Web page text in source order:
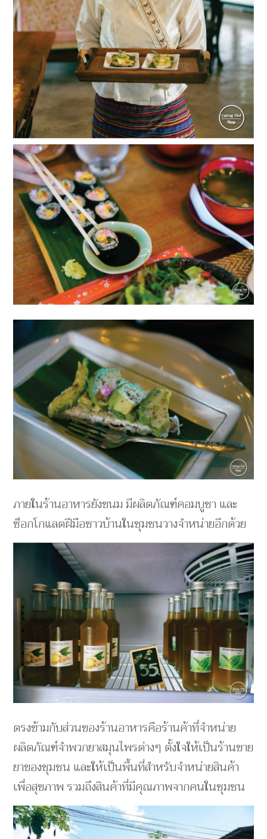
ภายในร้านอาหารยังขนม มีผลิตภัณฑ์คอมบูชา และ
ช็อกโกแลตฝีมือชาวบ้านในชุมชนวางจำหน่ายอีกด้วย
ตรงข้ามกับส่วนของร้านอาหารคือร้านค้าที่จำหน่าย
ผลิตภัณฑ์จำพวกยาสมุนไพรต่างๆ ตั้งใจให้เป็นร้านขาย
ยาของชุมชน และให้เป็นพื้นที่สำหรับจำหน่ายสินค้า
เพื่อสุขภาพ รวมถึงสินค้าที่มีคุณภาพจากคนในชุมชน